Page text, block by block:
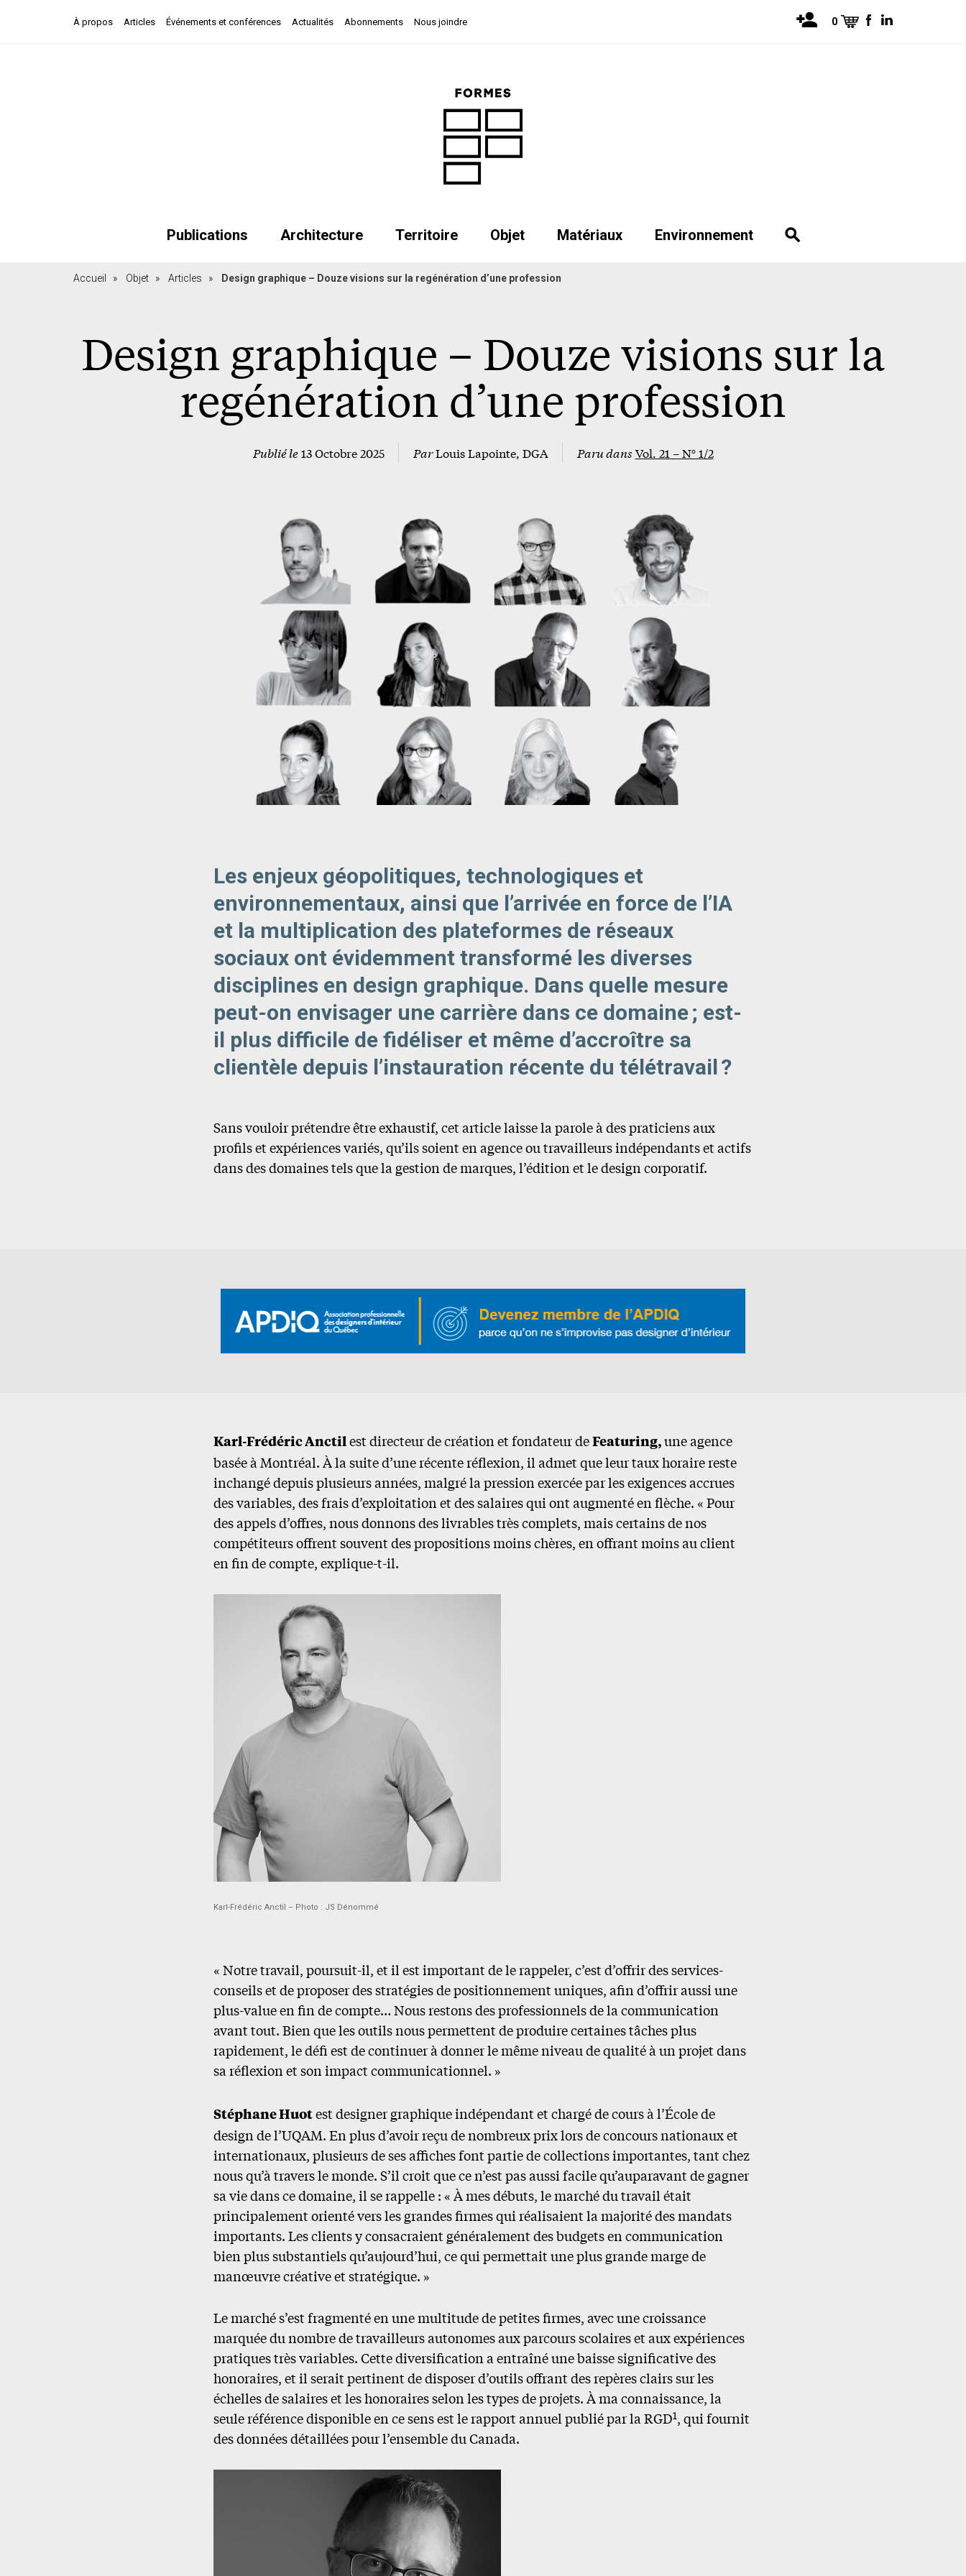
À propos Articles Événements et conférences Actualités Abonnements Nous joindre 0
Publications Architecture Territoire Objet Matériaux Environnement
Accueil » Objet » Articles » Design graphique – Douze visions sur la regénération d’une profession
Design graphique – Douze visions sur la
regénération d’une profession
Publié le13 Octobre 2025 ParLouis Lapointe, DGA Paru dans Vol. 21 – N° 1/2
Les enjeux géopolitiques, technologiques et
environnementaux, ainsi que l’arrivée en force de l’IA
et la multiplication des plateformes de réseaux
sociaux ont évidemment transformé les diverses
disciplines en design graphique. Dans quelle mesure
peut-on envisager une carrière dans ce domaine ; est-
il plus difficile de fidéliser et même d’accroître sa
clientèle depuis l’instauration récente du télétravail ?
Sans vouloir prétendre être exhaustif, cet article laisse la parole à des praticiens aux
profils et expériences variés, qu’ils soient en agence ou travailleurs indépendants et actifs
dans des domaines tels que la gestion de marques, l’édition et le design corporatif.
Karl-Frédéric Anctilest directeur de création et fondateur deFeaturing,une agence
basée à Montréal. À la suite d’une récente réflexion, il admet que leur taux horaire reste
inchangé depuis plusieurs années, malgré la pression exercée par les exigences accrues
des variables, des frais d’exploitation et des salaires qui ont augmenté en flèche. « Pour
des appels d’offres, nous donnons des livrables très complets, mais certains de nos
compétiteurs offrent souvent des propositions moins chères, en offrant moins au client
en fin de compte, explique-t-il.
Karl-Frédéric Anctil – Photo : JS Dénommé
« Notre travail, poursuit-il, et il est important de le rappeler, c’est d’offrir des services-
conseils et de proposer des stratégies de positionnement uniques, afin d’offrir aussi une
plus-value en fin de compte… Nous restons des professionnels de la communication
avant tout. Bien que les outils nous permettent de produire certaines tâches plus
rapidement, le défi est de continuer à donner le même niveau de qualité à un projet dans
sa réflexion et son impact communicationnel. »
Stéphane Huotest designer graphique indépendant et chargé de cours à l’École de
design de l’UQAM. En plus d’avoir reçu de nombreux prix lors de concours nationaux et
internationaux, plusieurs de ses affiches font partie de collections importantes, tant chez
nous qu’à travers le monde. S’il croit que ce n’est pas aussi facile qu’auparavant de gagner
sa vie dans ce domaine, il se rappelle : « À mes débuts, le marché du travail était
principalement orienté vers les grandes firmes qui réalisaient la majorité des mandats
importants. Les clients y consacraient généralement des budgets en communication
bien plus substantiels qu’aujourd’hui, ce qui permettait une plus grande marge de
manœuvre créative et stratégique. »
Le marché s’est fragmenté en une multitude de petites firmes, avec une croissance
marquée du nombre de travailleurs autonomes aux parcours scolaires et aux expériences
pratiques très variables. Cette diversification a entraîné une baisse significative des
honoraires, et il serait pertinent de disposer d’outils offrant des repères clairs sur les
échelles de salaires et les honoraires selon les types de projets. À ma connaissance, la
seule référence disponible en ce sens est le rapport annuel publié par la RGD1, qui fournit
des données détaillées pour l’ensemble du Canada.